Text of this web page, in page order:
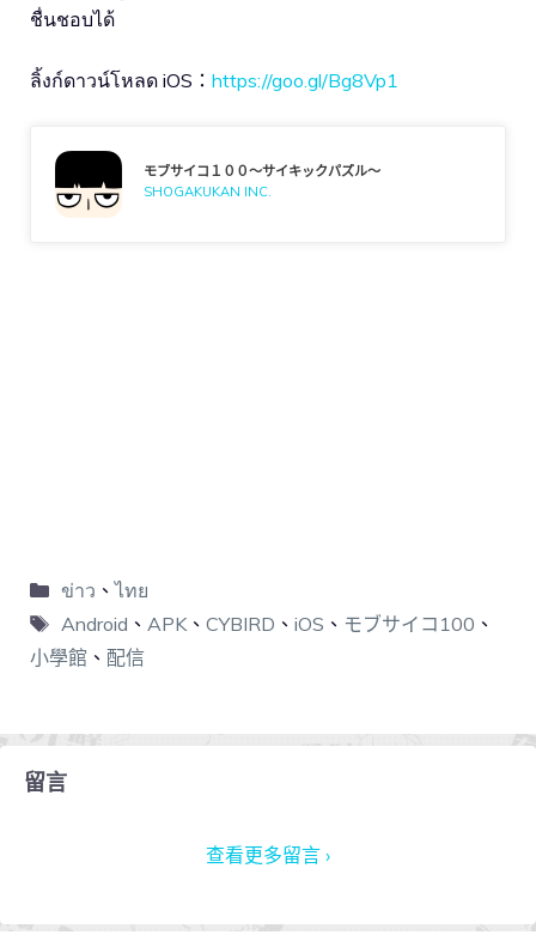
ชื่นชอบได้
ลิ้งก์ดาวน์โหลด iOS： https://goo.gl/Bg8Vp1
モブサイコ１００〜サイキックパズル〜
SHOGAKUKAN INC.
ข่าว 、ไทย
Android 、 APK、 CYBIRD 、 iOS 、 モブサイコ100 、
小學館 、 配信
留言
查看更多留言 ›